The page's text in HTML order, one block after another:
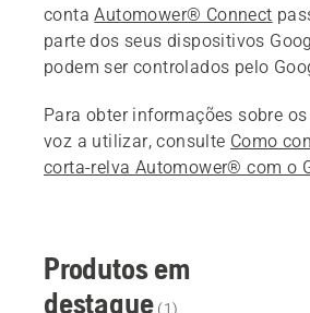
contaAutomower® Connect
parte dos seus dispositivos
podem ser controlados pelo
Para obter informações sobre
voz a utilizar, consulte Como
corta-relva Automower® com o
Produtos em
destaque (1)